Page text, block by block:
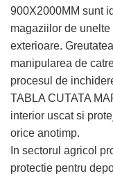
900X2000MM sunt
magaziilor de
exterioare.
manipularea de
procesul de
TABLA CUTATA
interior uscat si
orice anotimp.
In sectorul agricol
protectie pentru